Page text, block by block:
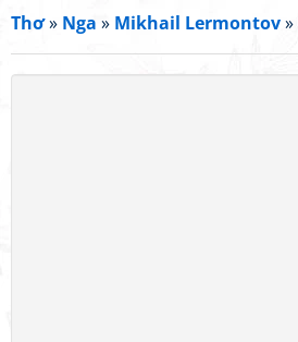
Thơ» Nga » Mikhail Lermontov»